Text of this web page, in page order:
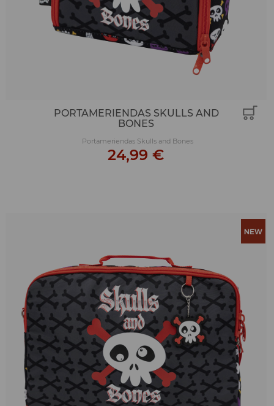
PORTAMERIENDAS SKULLS AND
BONES
Portameriendas Skulls and Bones
24,99 €